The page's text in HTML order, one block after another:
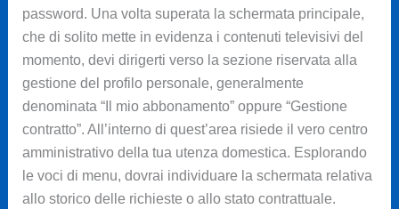
password. Una volta superata la schermata principale,
che di solito mette in evidenza i contenuti televisivi del
momento, devi dirigerti verso la sezione riservata alla
gestione del profilo personale, generalmente
denominata “Il mio abbonamento” oppure “Gestione
contratto”. All’interno di quest’area risiede il vero centro
amministrativo della tua utenza domestica. Esplorando
le voci di menu, dovrai individuare la schermata relativa
allo storico delle richieste o allo stato contrattuale.